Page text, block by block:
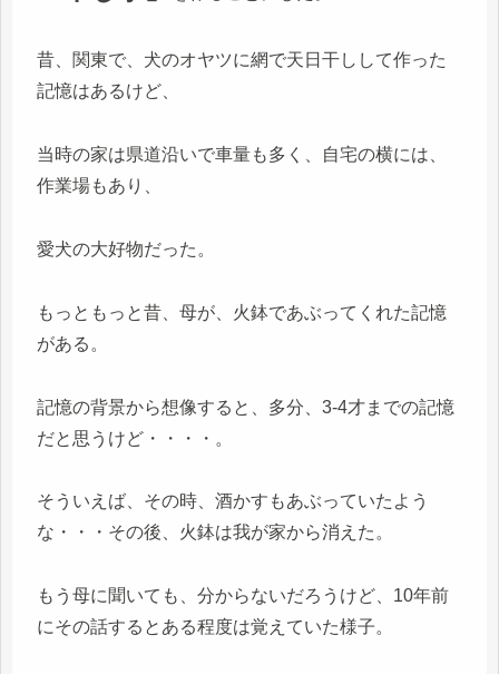
昔、関東で、犬のオヤツに網で天日干しして作った
記憶はあるけど、
当時の家は県道沿いで車量も多く、自宅の横には、
作業場もあり、
愛犬の大好物だった。
もっともっと昔、母が、火鉢であぶってくれた記憶
がある。
記憶の背景から想像すると、多分、3-4才までの記憶
だと思うけど・・・・。
そういえば、その時、酒かすもあぶっていたよう
な・・・その後、火鉢は我が家から消えた。
もう母に聞いても、分からないだろうけど、10年前
にその話するとある程度は覚えていた様子。